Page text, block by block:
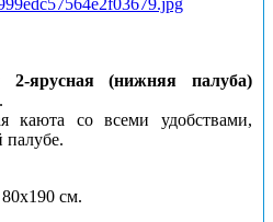
2-ярусная (нижняя палуба)
.
каюта со всеми удобствами,
палубе.
см.